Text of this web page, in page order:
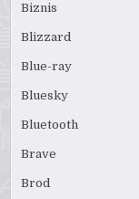
Biznis
Blizzard
Blue-ray
Bluesky
Bluetooth
Brave
Brod